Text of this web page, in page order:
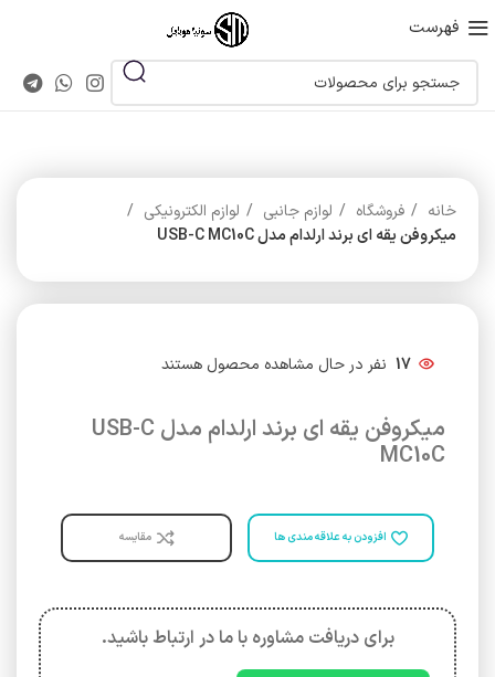
فهرست
خانه فروشگاه لوازم جانبی
لوازم الکترونیکی
میکروفن یقه ای برند ارلدام مدل USB-C MC10C
17 نفر در حال مشاهده محصول هستند
میکروفن یقه ای برند ارلدام مدل USB-C
MC10C
افزودن به علاقه مندی ها مقایسه
برای دریافت مشاوره با ما در ارتباط باشید.